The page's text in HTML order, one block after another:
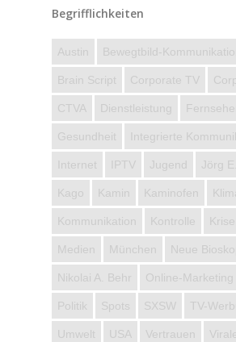
Begrifflichkeiten
Austin Bewegtbild-
Brain Script Corporate TV
CTVA Dienstleistung
Gesundheit Integrierte
Internet IPTV Jugend Jörg
Kago Kamin Kaminofen
Kommunikation Kontrolle Krise
Medien München Neue
Nikolai A. Behr Online-Marketing
Politik Spots SXSW TV-
Umwelt USA Vertrauen